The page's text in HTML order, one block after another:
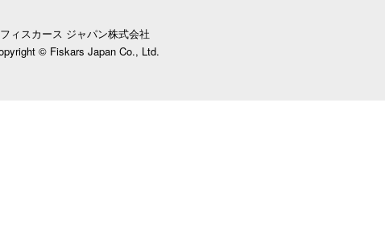
フィスカース ジャパン株式会社
© Fiskars Japan Co., Ltd.